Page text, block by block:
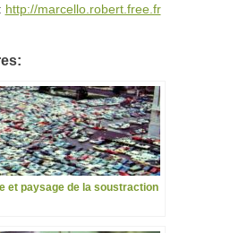
http://marcello.robert.free.fr
et paysage de la soustraction